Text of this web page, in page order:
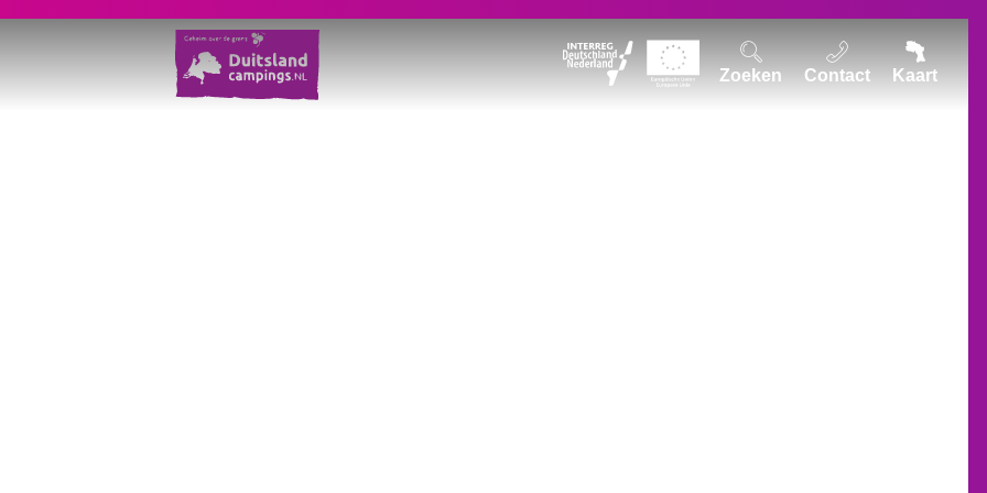
Zoeken Contact Kaart